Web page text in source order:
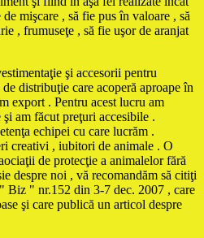
mişcare , să fie pus în valoare , să
, frumuseţe , să fie uşor de aranjat
şi accesorii pentru
distribuţie care acoperă aproape în
export . Pentru acest lucru am
am făcut preţuri accesibile .
echipei cu care lucrăm .
creativi , iubitori de animale . O
de protecţie a animalelor fără
despre noi , vă recomandăm să citiţi
Biz " nr.152 din 3-7 dec. 2007 , care
şi care publică un articol despre